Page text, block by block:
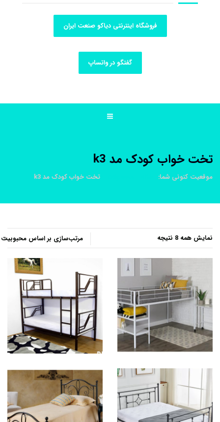
فروشگاه اینترنتی دیاکو صنعت ایران
گفتگو در واتساپ
تخت خواب کودک مد k3
موقعیت کنونی شما: تخت خواب کودک مد k3
نمایش همه 8 نتیجه
بر
اساس
محبوبیت